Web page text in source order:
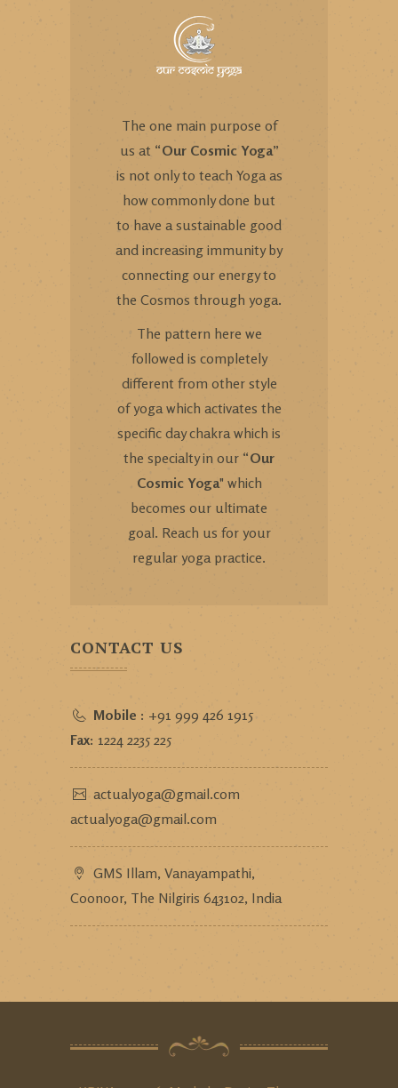
The one main purpose of
us at “Our Cosmic Yoga”
is not only to teach Yoga as
how commonly done but
to have a sustainable good
and increasing immunity by
connecting our energy to
the Cosmos through yoga.
The pattern here we
followed is completely
different from other style
of yoga which activates the
specific day chakra which is
the specialty in our “Our
Cosmic Yoga" which
becomes our ultimate
goal. Reach us for your
regular yoga practice.
CONTACT US
Mobile : +91 999 426 1915
Fax: 1224 2235 225
actualyoga@gmail.com
actualyoga@gmail.com
GMS Illam, Vanayampathi,
Coonoor, The Nilgiris 643102, India